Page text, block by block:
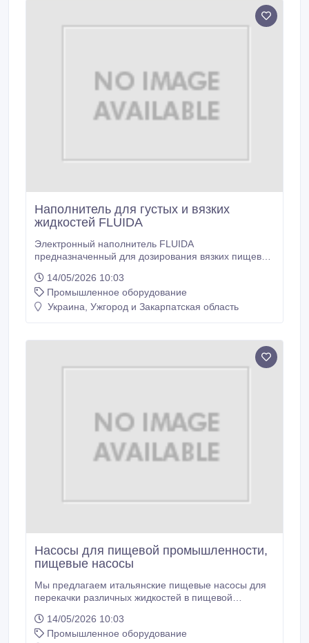
Наполнитель для густых и вязких
жидкостей FLUIDA
Электронный наполнитель FLUIDA
предназначенный для дозирования вязких пищевых
масла, сливок, сиропов, джемов, мыла,
промышленных моющих средств. Это идеальное
решение для полуавтоматического розлива
(по запросу мы может быть изготовлена установка с
дозированием до 30 литров) а также в bag in box до
5 литров.
14/05/2026 10:03
Промышленное оборудование
Украина, Ужгород и Закарпатская область
Насосы для пищевой промышленности,
пищевые насосы
Мы предлагаем итальянские пищевые насосы для
перекачки различных жидкостей в пищевой
вязкой и текучей среды - сока, джемов, варенья,
йогуртов, сгущенки, сиропов, лимонадов, шоколада,
14/05/2026 10:03
Промышленное оборудование